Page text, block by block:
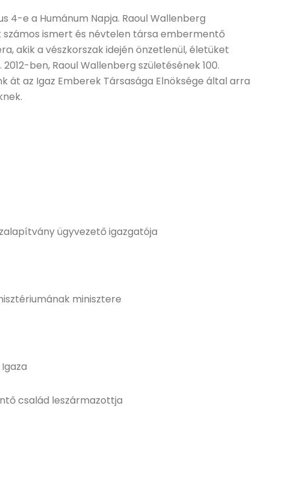
4-e a Humánum Napja. Raoul Wallenberg
ismert és névtelen társa embermentő
akik a vészkorszak idején önzetlenül, életüket
ben, Raoul Wallenberg születésének 100.
át az Igaz Emberek Társasága Elnöksége által arra
ügyvezető igazgatója
minisztere
család leszármazottja